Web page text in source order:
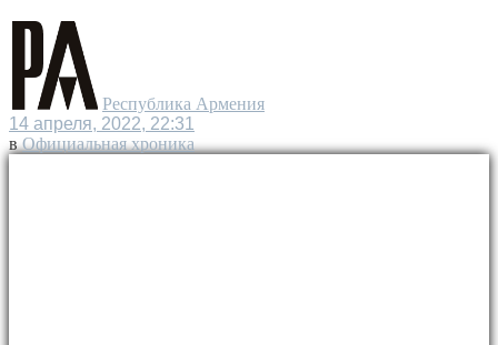
Республика Армения
14 апреля, 2022, 22:31
в Официальная хроника